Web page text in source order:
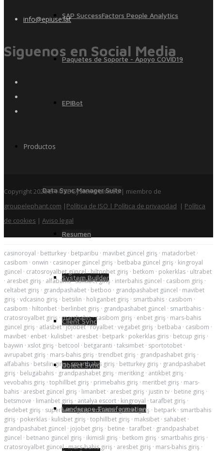
SAP SuccessFactors People Analytics
Paquetes de Soporte - Apoyo COVID19
EPIBot
Productos
Data Sync Manager Suite
Resumen
System Builder
Client Sync
Object Sync
Landscape Transformation
info@epiuse.lat
Siguenos en Social Media
Copyright 2026 EPI-USE Systems Limited | miembro de
groupelephant.com | Política de ISO | Política de privacidad | Política
de cookies | Aviso legal
casinoroyal · betturkey · betparibu · mavibet güncel giriş · matadorbet ·
casibom · onwin · casinoper güncel giriş · betbaba güncel giriş · kingroyal
güncel · cratosroyalbet güncel·hiltonbet giriş · betkom · pokerklas · ultrabet
· aresbet giriş · alfabahis·sahabet giriş · interbahis güncel · casibom giriş ·
celtabet giriş · grandpashabet · betboo · grandpashabet güncel · mavibet
giriş · vdcasino giriş · betsilin · holiganbet giriş · smartbahis · casibom ·
casibom · hiltonbet · berlinbet giriş · grandpashabet güncel · smartbahis ·
cratosroyalbet giriş · marsbahis·casibom giriş · enbet giriş · mars-bahis
güncel giriş · atlasbet·jojobet·royalbet · vegabet giriş · betbaba · casibom ·
mavibet · enbet · kulisbet · aresbet · betpark · pokerklas giris · betcup giriş ·
baywin · xslot giriş · betcool · betgaranti · taksimbet · sportotobet ·
avrupabet giriş · mars-bahis giriş · trendbet giriş · grandpashabet giriş ·
alfabahis · betsilin giriş·smartbahis giriş · betturkey giriş · grandpashabet
giriş · belugabahis · grandpashabet giriş · meritking · antikbet giriş ·
vevobahis giriş · tophillbet giriş · primebahis giriş · meritbet giriş · mars-
bahis · aresbet güncel giriş · limanbet · aresbet giriş · justin tv · betine giriş ·
betsmove · limanbet giriş · antalya escort · kingroyal · tarafbet giriş ·
dedebet giriş · superbetin giriş·vdcasino güncel giriş · betpark · smartbahis
giriş · pokerklas · kulisbet giriş · tophillbet giriş · maksibet · sahabet ·
grandpashabet güncel · jojobet giriş · betine · tarafbet · grandpashabet
güncel · betnano güncel giriş · ikimisli giriş · betkom giriş · smartbahis giriş ·
cratosroyalbet güncel·mars-bahis giriş · aresbet giriş · mars-bahis giriş ·